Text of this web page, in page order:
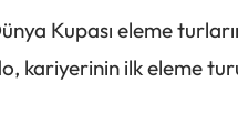
Kupası eleme
kariyerinin ilk eleme